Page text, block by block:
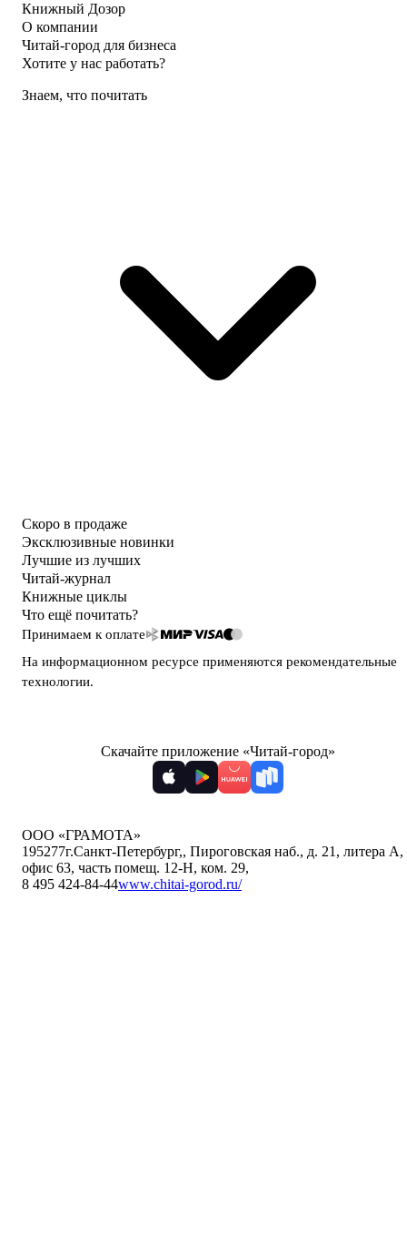
Книжный Дозор
О компании
Читай-город для бизнеса
Хотите у нас работать?
Знаем, что почитать
Скоро в продаже
Эксклюзивные новинки
Лучшие из лучших
Читай-журнал
Книжные циклы
Что ещё почитать?
Принимаем к оплате
На информационном ресурсе применяются рекомендательные
технологии.
Скачайте приложение «Читай-город»
ООО «ГРАМОТА»
195277г.Санкт-Петербург,, Пироговская наб., д. 21, литера А,
офис 63, часть помещ. 12-Н, ком. 29,
8 495 424-84-44www.chitai-gorod.ru/